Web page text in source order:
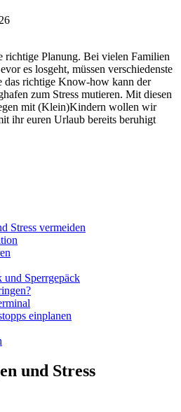
richtige Planung. Bei vielen Familien
es losgeht, müssen verschiedenste
das richtige Know-how kann der
zum Stress mutieren. Mit diesen
mit (Klein)Kindern wollen wir
ihr euren Urlaub bereits beruhigt
Stress vermeiden
Sperrgepäck
einplanen
und Stress